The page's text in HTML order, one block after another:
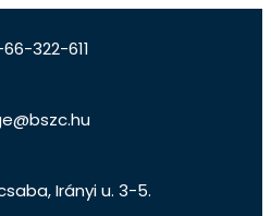
322-611
Irányi u. 3-5.